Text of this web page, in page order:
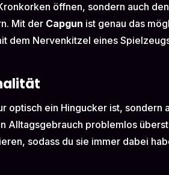
öffnen, sondern auch
Mit der Capgun ist genau das
dem Nervenkitzel eines
optisch ein Hingucker ist, sondern
Alltagsgebrauch problemlos
sodass du sie immer dabei